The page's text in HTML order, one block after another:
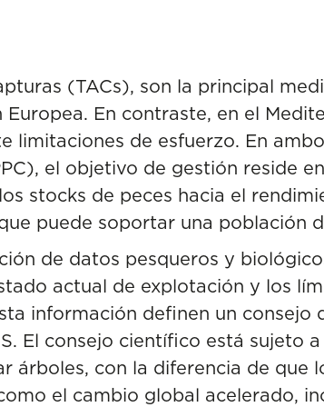
(TACs), son la principal
En contraste, en el
limitaciones de esfuerzo. En
el objetivo de gestión reside
stocks de peces hacia el
puede soportar una población
de datos pesqueros y
actual de explotación y los
información definen un consejo
El consejo científico está sujeto
árboles, con la diferencia de que
el cambio global acelerado,